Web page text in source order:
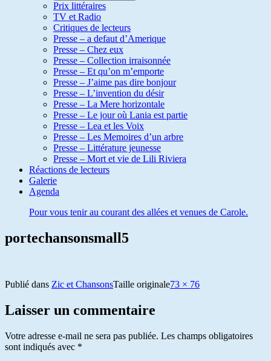
Prix littéraires
TV et Radio
Critiques de lecteurs
Presse – a defaut d’Amerique
Presse – Chez eux
Presse – Collection irraisonnée
Presse – Et qu’on m’emporte
Presse – J’aime pas dire bonjour
Presse – L’invention du désir
Presse – La Mere horizontale
Presse – Le jour où Lania est partie
Presse – Lea et les Voix
Presse – Les Memoires d’un arbre
Presse – Littérature jeunesse
Presse – Mort et vie de Lili Riviera
Réactions de lecteurs
Galerie
Agenda
Pour vous tenir au courant des allées et venues de Carole.
portechansonsmall5
Publié dans Zic et ChansonsTaille originale73 × 76
Laisser un commentaire
Votre adresse e-mail ne sera pas publiée. Les champs obligatoires
sont indiqués avec *